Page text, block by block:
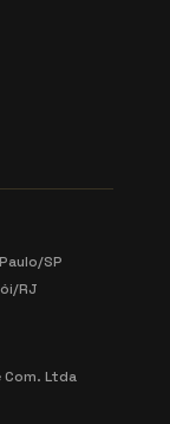
SP
RJ
Com. Ltda